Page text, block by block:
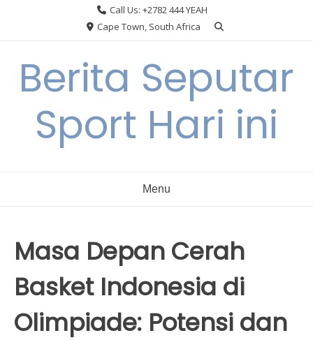
Call Us: +2782 444 YEAH
Cape Town, South Africa
Berita Seputar
Sport Hari ini
Menu
Masa Depan Cerah
Basket Indonesia di
Olimpiade: Potensi dan